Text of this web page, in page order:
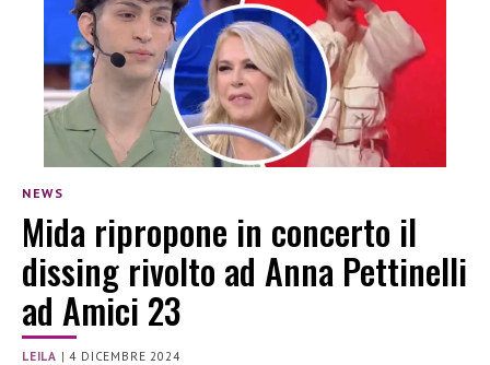
NEWS
Mida ripropone in concerto il
dissing rivolto ad Anna Pettinelli
ad Amici 23
LEILA |4 DICEMBRE 2024